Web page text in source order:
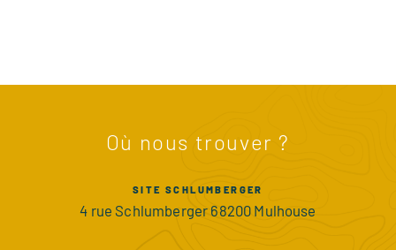
Où nous trouver ?
SITE SCHLUMBERGER
4 rue Schlumberger 68200 Mulhouse